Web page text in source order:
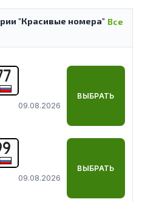
Все
"Красивые номера"
09.08.2026
ВЫБРАТЬ
09.08.2026
ВЫБРАТЬ